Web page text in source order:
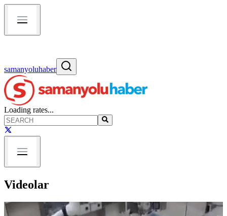
samanyoluhaber
Loading rates...
Videolar